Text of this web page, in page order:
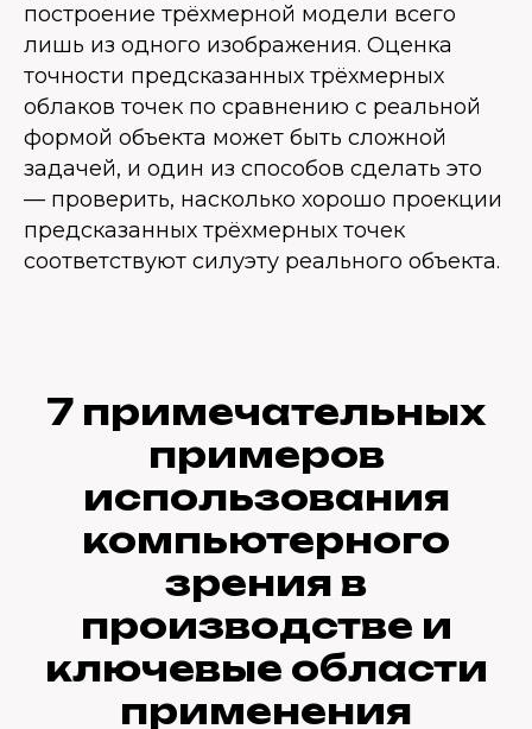
построение трёхмерной модели всего
лишь из одного изображения. Оценка
точности предсказанных трёхмерных
облаков точек по сравнению с реальной
формой объекта может быть сложной
задачей, и один из способов сделать это
— проверить, насколько хорошо проекции
предсказанных трёхмерных точек
соответствуют силуэту реального объекта.
7 примечательных
примеров
использования
компьютерного
зрения в
производстве и
ключевые области
применения